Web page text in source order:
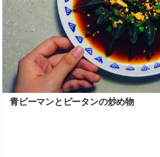
青ピーマンとピータンの炒め物